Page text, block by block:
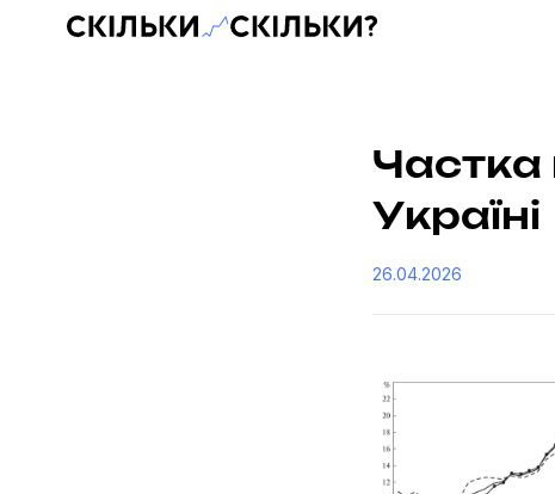
Скільки-скільки? — Медіа про суспільні дані
Україні
26.04.2026